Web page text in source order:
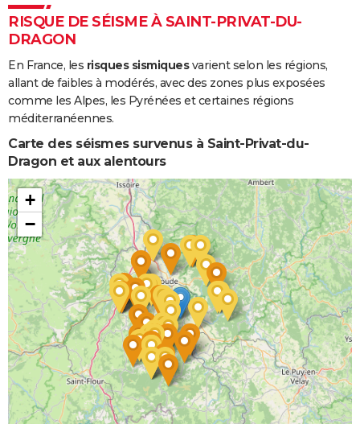
RISQUE DE SÉISME À SAINT-PRIVAT-DU-
DRAGON
En France, les risques sismiquesvarient selon les régions,
allant de faibles à modérés, avec des zones plus exposées
comme les Alpes, les Pyrénées et certaines régions
méditerranéennes.
Carte des séismes survenus à Saint-Privat-du-
Dragon et aux alentours
+
−